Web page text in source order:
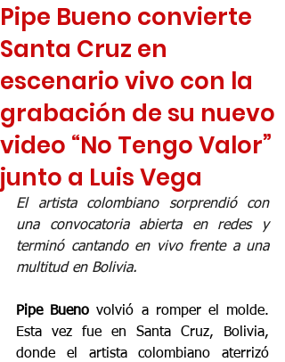
Pipe Bueno convierte
Santa Cruz en
escenario vivo con la
grabación de su nuevo
video “No Tengo Valor”
junto a Luis Vega
El artista colombiano sorprendió con
una convocatoria abierta en redes y
terminó cantando en vivo frente a una
multitud en Bolivia.
Pipe Bueno volvió a romper el molde.
Esta vez fue en Santa Cruz, Bolivia,
donde el artista colombiano aterrizó